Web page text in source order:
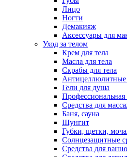
Лицо
Ногти
Демакияж
Аксессуары для
Уход за телом
Крем для тела
Масла для тела
Скрабы для тела
Антицеллюлитные
Гели для душа
Профессиональная
Средства для
Баня, сауна
Шунгит
Губки, щетки,
Солнцезащитные
Средства для